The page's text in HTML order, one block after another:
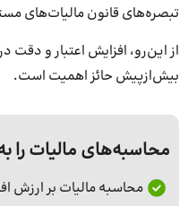
تبصره‌های قانون مالیات‌های
از این‌رو، افزایش اعتبار و دقت
بیش‌ازپیش حائز اهمیت است.
محاسبه‌های مالیات را
محاسبه مالیات بر ارزش